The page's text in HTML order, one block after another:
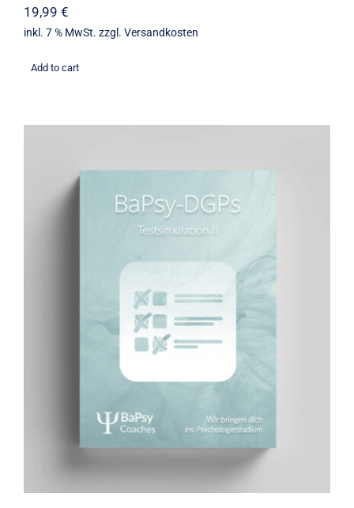
19,99 €
inkl. 7 % MwSt. zzgl. Versandkosten
Add to cart
BaPsy Simulationsbuch 2